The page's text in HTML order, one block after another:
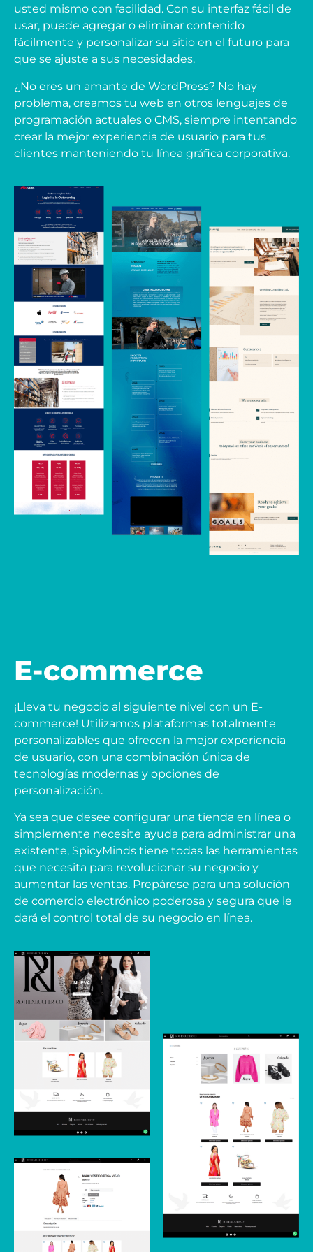
usted mismo con facilidad. Con su interfaz fácil de
usar, puede agregar o eliminar contenido
fácilmente y personalizar su sitio en el futuro para
que se ajuste a sus necesidades.
¿No eres un amante de WordPress? No hay
problema, creamos tu web en otros lenguajes de
programación actuales o CMS, siempre intentando
crear la mejor experiencia de usuario para tus
clientes manteniendo tu línea gráfica corporativa.
E-commerce
¡Lleva tu negocio al siguiente nivel con un E-
commerce! Utilizamos plataformas totalmente
personalizables que ofrecen la mejor experiencia
de usuario, con una combinación única de
tecnologías modernas y opciones de
personalización.
Ya sea que desee configurar una tienda en línea o
simplemente necesite ayuda para administrar una
existente, SpicyMinds tiene todas las herramientas
que necesita para revolucionar su negocio y
aumentar las ventas. Prepárese para una solución
de comercio electrónico poderosa y segura que le
dará el control total de su negocio en línea.